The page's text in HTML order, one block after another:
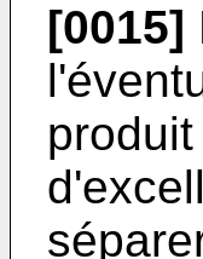
[0015]